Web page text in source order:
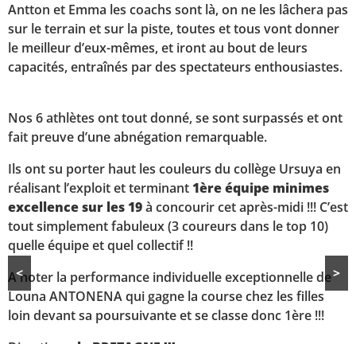
Antton et Emma les coachs sont là, on ne les lâchera pas
sur le terrain et sur la piste, toutes et tous vont donner
le meilleur d’eux-mêmes, et iront au bout de leurs
capacités, entraînés par des spectateurs enthousiastes.
Nos 6 athlètes ont tout donné, se sont surpassés et ont
fait preuve d’une abnégation remarquable.
Ils ont su porter haut les couleurs du collège Ursuya en
réalisant l’exploit et terminant 1ère équipe minimes
excellence sur les 19à concourir cet après-midi !!! C’est
tout simplement fabuleux (3 coureurs dans le top 10)
quelle équipe et quel collectif !!
<
>
A noter la performance individuelle exceptionnelle de
Louna ANTONENA qui gagne la course chez les filles
loin devant sa poursuivante et se classe donc 1ère !!!